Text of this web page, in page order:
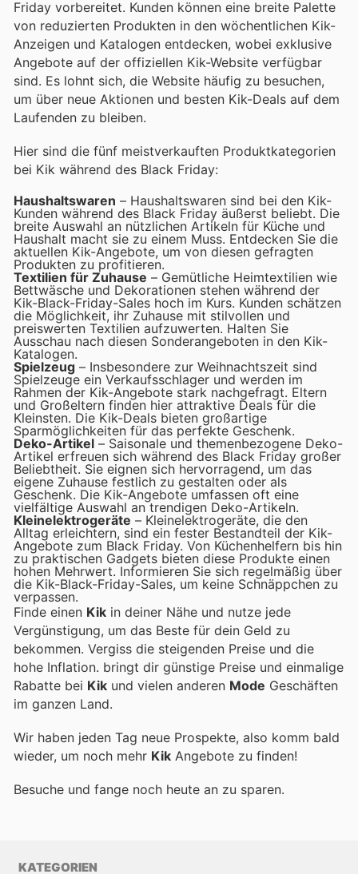
Friday vorbereitet. Kunden können eine breite Palette
von reduzierten Produkten in den wöchentlichen Kik-
Anzeigen und Katalogen entdecken, wobei exklusive
Angebote auf der offiziellen Kik-Website verfügbar
sind. Es lohnt sich, die Website häufig zu besuchen,
um über neue Aktionen und besten Kik-Deals auf dem
Laufenden zu bleiben.
Hier sind die fünf meistverkauften Produktkategorien
bei Kik während des Black Friday:
Haushaltswaren – Haushaltswaren sind bei den Kik-
Kunden während des Black Friday äußerst beliebt. Die
breite Auswahl an nützlichen Artikeln für Küche und
Haushalt macht sie zu einem Muss. Entdecken Sie die
aktuellen Kik-Angebote, um von diesen gefragten
Produkten zu profitieren.
Textilien für Zuhause – Gemütliche Heimtextilien wie
Bettwäsche und Dekorationen stehen während der
Kik-Black-Friday-Sales hoch im Kurs. Kunden schätzen
die Möglichkeit, ihr Zuhause mit stilvollen und
preiswerten Textilien aufzuwerten. Halten Sie
Ausschau nach diesen Sonderangeboten in den Kik-
Katalogen.
Spielzeug – Insbesondere zur Weihnachtszeit sind
Spielzeuge ein Verkaufsschlager und werden im
Rahmen der Kik-Angebote stark nachgefragt. Eltern
und Großeltern finden hier attraktive Deals für die
Kleinsten. Die Kik-Deals bieten großartige
Sparmöglichkeiten für das perfekte Geschenk.
Deko-Artikel – Saisonale und themenbezogene Deko-
Artikel erfreuen sich während des Black Friday großer
Beliebtheit. Sie eignen sich hervorragend, um das
eigene Zuhause festlich zu gestalten oder als
Geschenk. Die Kik-Angebote umfassen oft eine
vielfältige Auswahl an trendigen Deko-Artikeln.
Kleinelektrogeräte – Kleinelektrogeräte, die den
Alltag erleichtern, sind ein fester Bestandteil der Kik-
Angebote zum Black Friday. Von Küchenhelfern bis hin
zu praktischen Gadgets bieten diese Produkte einen
hohen Mehrwert. Informieren Sie sich regelmäßig über
die Kik-Black-Friday-Sales, um keine Schnäppchen zu
verpassen.
Finde einen Kik in deiner Nähe und nutze jede
Vergünstigung, um das Beste für dein Geld zu
bekommen. Vergiss die steigenden Preise und die
hohe Inflation. bringt dir günstige Preise und einmalige
Rabatte bei Kik und vielen anderen Mode Geschäften
im ganzen Land.
Wir haben jeden Tag neue Prospekte, also komm bald
wieder, um noch mehr Kik Angebote zu finden!
Besuche und fange noch heute an zu sparen.
KATEGORIEN